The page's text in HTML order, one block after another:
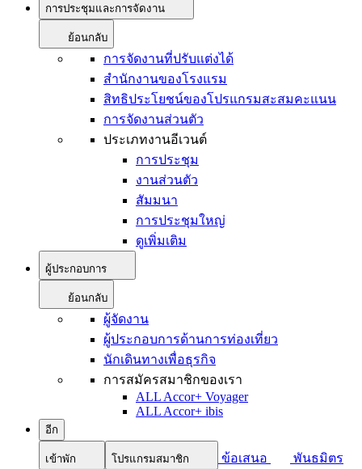
การประชุมและการจัดงาน
ย้อนกลับ
การจัดงานที่ปรับแต่งได้
สำนักงานของโรงแรม
สิทธิประโยชน์ของโปรแกรมสะสมคะแนน
การจัดงานส่วนตัว
ประเภทงานอีเวนต์
การประชุม
งานส่วนตัว
สัมมนา
การประชุมใหญ่
ดูเพิ่มเติม
ผู้ประกอบการ
ย้อนกลับ
ผู้จัดงาน
ผู้ประกอบการด้านการท่องเที่ยว
นักเดินทางเพื่อธุรกิจ
การสมัครสมาชิกของเรา
ALL Accor+ Voyager
ALL Accor+ ibis
อีก
เข้าพัก โปรแกรมสมาชิก ข้อเสนอ
พันธมิตร